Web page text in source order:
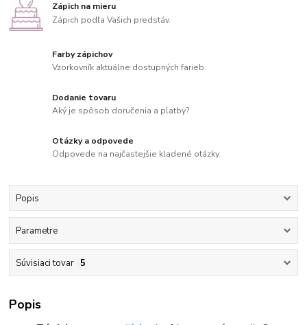
Zápich na mieru
Zápich podľa Vašich predstáv.
Farby zápichov
Vzorkovník aktuálne dostupných farieb.
Dodanie tovaru
Aký je spôsob doručenia a platby?
Otázky a odpovede
Odpovede na najčastejšie kladené otázky.
Popis
Parametre
Súvisiaci tovar 5
Popis